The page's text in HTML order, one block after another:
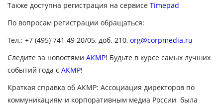
Также доступна регистрация на сервисе Timepad
По вопросам регистрации обращаться:
Тел.: +7 (495) 741 49 20/05, доб. 210, org@corpmedia.ru
Следите за новостями АКМР! Будьте в курсе самых лучших
событий года c АКМР!
Краткая справка об АКМР: Ассоциация директоров по
коммуникациям и корпоративным медиа России была